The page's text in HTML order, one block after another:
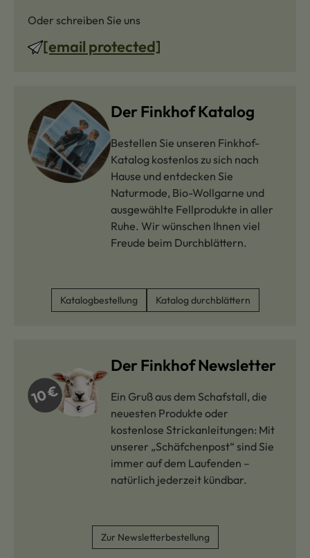
Oder schreiben Sie uns
[email protected]
Der Finkhof Katalog
Bestellen Sie unseren Finkhof-
Katalog kostenlos zu sich nach
Hause und entdecken Sie
Naturmode, Bio-Wollgarne und
ausgewählte Fellprodukte in aller
Ruhe. Wir wünschen Ihnen viel
Freude beim Durchblättern.
Katalogbestellung Katalog durchblättern
Der Finkhof Newsletter
Ein Gruß aus dem Schafstall, die
neuesten Produkte oder
kostenlose Strickanleitungen: Mit
unserer „Schäfchenpost“ sind Sie
immer auf dem Laufenden –
natürlich jederzeit kündbar.
Zur Newsletterbestellung